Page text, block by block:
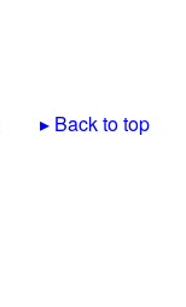
▸ Back to top